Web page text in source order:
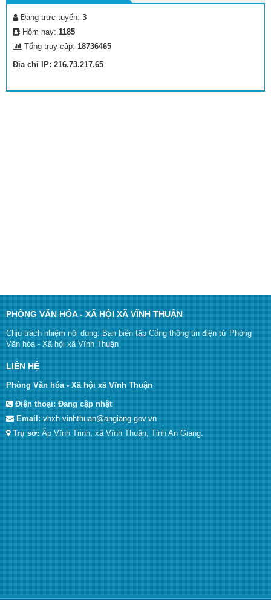
Đang trực tuyến: 3
Hôm nay: 1185
Tổng truy cập: 18736465
Địa chỉ IP: 216.73.217.65
PHÒNG VĂN HÓA - XÃ HỘI XÃ VĨNH THUẬN
Chịu trách nhiệm nội dung: Ban biên tập Cổng thông tin điện tử Phòng
Văn hóa - Xã hội xã Vĩnh Thuận
LIÊN HỆ
Phòng Văn hóa - Xã hội xã Vĩnh Thuận
Điện thoại:Đang cập nhật
Email:vhxh.vinhthuan@angiang.gov.vn
Trụ sở:Ấp Vĩnh Trinh, xã Vĩnh Thuận, Tỉnh An Giang.